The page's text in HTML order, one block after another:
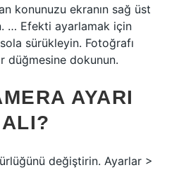
konunuzu ekranın sağ üst
… Efekti ayarlamak için
sola sürükleyin. Fotoğrafı
düğmesine dokunun.
AYARI
değiştirin. Ayarlar >